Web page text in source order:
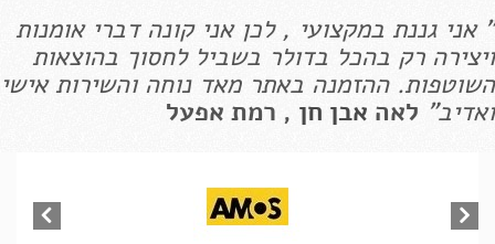
" אני גננת במקצועי , לכן אני קונה דברי אומנות
ויצירה רק בהכל בדולר בשביל לחסוך בהוצאות
השוטפות. ההזמנה באתר מאד נוחה והשירות אישי
ואדיב" לאה אבן חן , רמת אפעל